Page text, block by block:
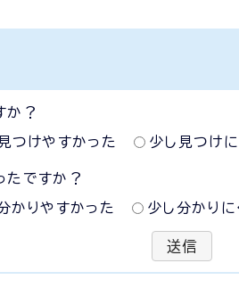
か？
つけやすかった 少し見つけ
たですか？
かりやすかった 少し分かりに
送信